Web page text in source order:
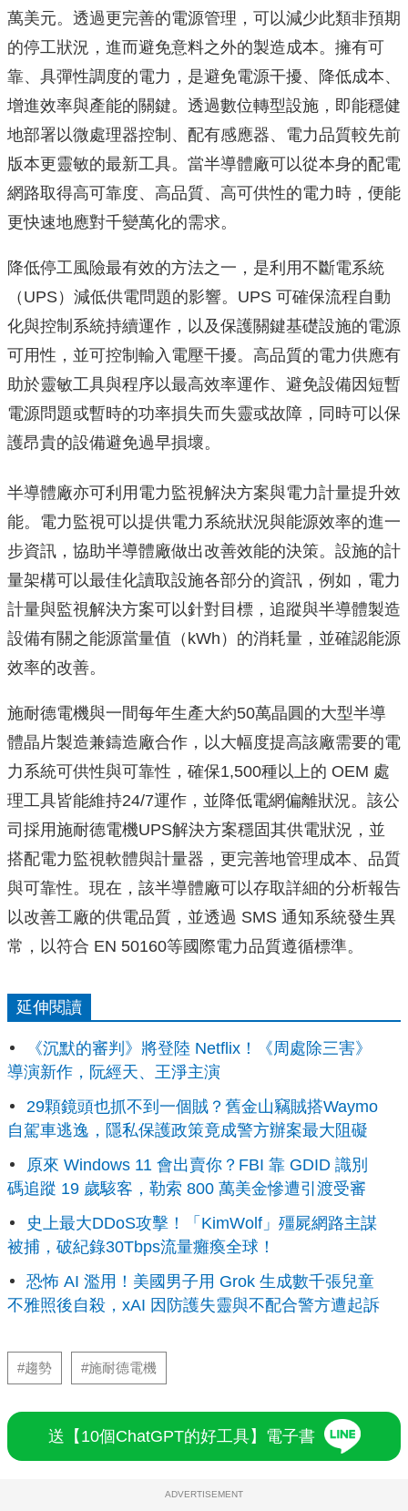
萬美元。 透過更完善的電源管理，可以減少此類非預期
的停工狀況， 進而避免意料之外的製造成本。擁有可
靠、具彈性調度的電力， 是避免電源干擾、降低成本、
增進效率與產能的關鍵。 透過數位轉型設施，即能穩健
地部署以微處理器控制、配有感應器、 電力品質較先前
版本更靈敏的最新工具。 當半導體廠可以從本身的配電
網路取得高可靠度、高品質、 高可供性的電力時，便能
更快速地應對千變萬化的需求。
降低停工風險最有效的方法之一，是利用不斷電系統
（UPS） 減低供電問題的影響。UPS 可確保流程自動
化與控制系統持續運作 ，以及保護關鍵基礎設施的電源
可用性，並可控制輸入電壓干擾。 高品質的電力供應有
助於靈敏工具與程序以最高效率運作、 避免設備因短暫
電源問題或暫時的功率損失而失靈或故障， 同時可以保
護昂貴的設備避免過早損壞。
半導體廠亦可利用電力監視解決方案與電力計量提升效
能。 電力監視可以提供電力系統狀況與能源效率的進一
步資訊， 協助半導體廠做出改善效能的決策。 設施的計
量架構可以最佳化讀取設施各部分的資訊，例如， 電力
計量與監視解決方案可以針對目標， 追蹤與半導體製造
設備有關之能源當量值（kWh）的消耗量， 並確認能源
效率的改善。
施耐德電機與一間每年生產大約50萬晶圓的大型半導
體晶片製造兼鑄造廠合作，以大幅度提高該廠需要的電
力系統可供性與可靠性， 確保1,500種以上的 OEM 處
理工具皆能維持24/7運作， 並降低電網偏離狀況。該公
司採用施耐德電機UPS解決方案穩固其供電狀況，並
搭配電力監視軟體與計量器，更完善地管理成本、 品質
與可靠性。現在， 該半導體廠可以存取詳細的分析報告
以改善工廠的供電品質，並透過 SMS 通知系統發生異
常，以符合 EN 50160等國際電力品質遵循標準。
延伸閱讀
《沉默的審判》將登陸 Netflix！《周處除三害》
導演新作，阮經天、王淨主演
29顆鏡頭也抓不到一個賊？舊金山竊賊搭Waymo
自駕車逃逸，隱私保護政策竟成警方辦案最大阻礙
原來 Windows 11 會出賣你？FBI 靠 GDID 識別
碼追蹤 19 歲駭客，勒索 800 萬美金慘遭引渡受審
史上最大DDoS攻擊！「KimWolf」殭屍網路主謀
被捕，破紀錄30Tbps流量癱瘓全球！
恐怖 AI 濫用！美國男子用 Grok 生成數千張兒童
不雅照後自殺，xAI 因防護失靈與不配合警方遭起訴
#趨勢 #施耐德電機
送【10個ChatGPT的好工具】電子書
ADVERTISEMENT